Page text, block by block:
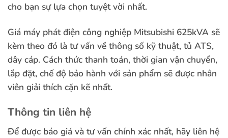
cho bạn sự lựa chọn tuyệt vời nhất.
Giá máy phát điện công nghiệp Mitsubishi 625kVA sẽ
kèm theo đó là tư vấn về thông số kỹ thuật, tủ ATS,
dây cáp. Cách thức thanh toán, thời gian vận chuyển,
lắp đặt, chế độ bảo hành với sản phẩm sẽ được nhân
viên giải thích cặn kẽ nhất.
Thông tin liên hệ
Để được báo giá và tư vấn chính xác nhất, hãy liên hệ